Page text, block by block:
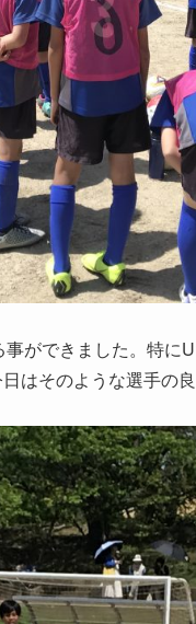
ができました。特に
はそのような選手の